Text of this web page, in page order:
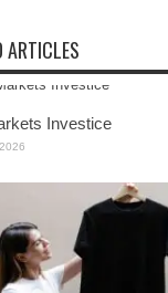
ARTICLES
Investice